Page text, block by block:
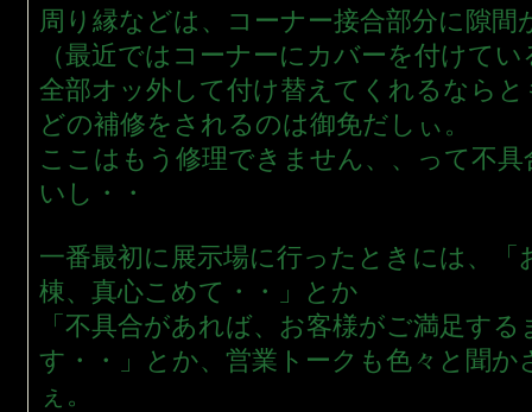
周り縁などは、コーナー接合部分に隙間
（最近ではコーナーにカバーを付けて
全部オッ外して付け替えてくれるなら
どの補修をされるのは御免だしぃ。
ここはもう修理できません、、って不
いし・・
一番最初に展示場に行ったときには、「
棟、真心こめて・・」とか
「不具合があれば、お客様がご満足す
す・・」とか、営業トークも色々と聞
ぇ。